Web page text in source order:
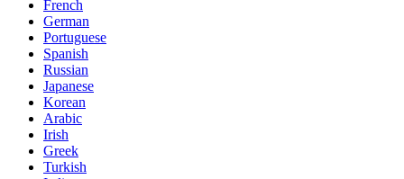
French
German
Portuguese
Spanish
Russian
Japanese
Korean
Arabic
Irish
Greek
Turkish